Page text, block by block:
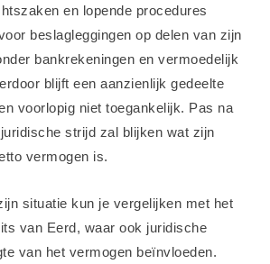
en lopende procedures
beslagleggingen op delen van zijn
bankrekeningen en vermoedelijk
blijft een aanzienlijk gedeelte
voorlopig niet toegankelijk. Pas na
strijd zal blijken wat zijn
vermogen is.
situatie kun je vergelijken met het
van Eerd, waar ook juridische
van het vermogen beïnvloeden.